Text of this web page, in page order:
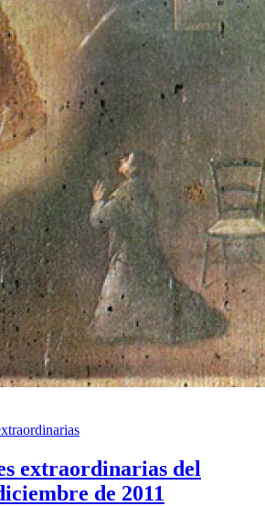
extraordinarias del
de 2011
años
principales que se celebran en el
Rocío?
tengo que hacer?
me alojo?